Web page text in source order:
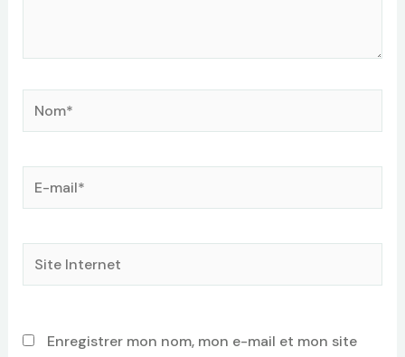
Nom*
E-
mail*
Site
Internet
Enregistrer mon nom, mon e-mail et mon site